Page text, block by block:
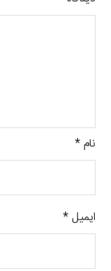
نام*
ایمیل*